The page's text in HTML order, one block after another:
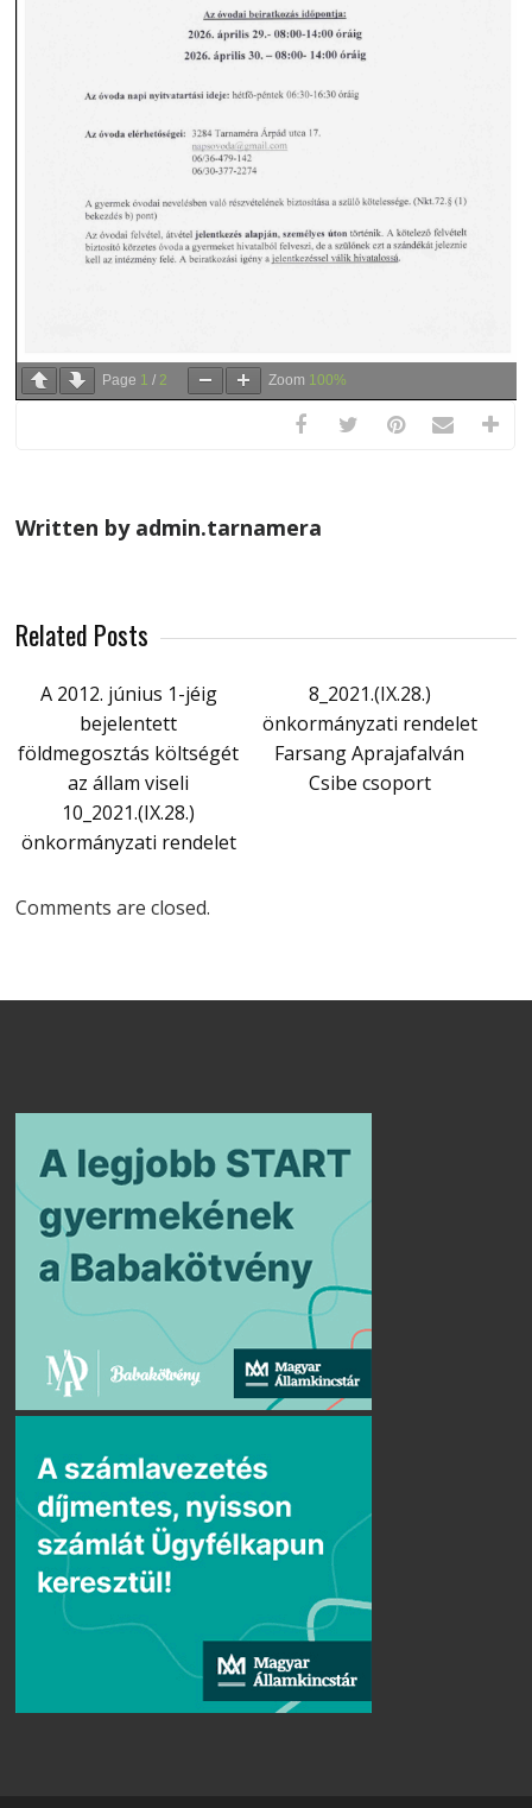
Page 1 / 2 Zoom 100%
Written by admin.tarnamera
Related Posts
A 2012. június 1-jéig
bejelentett
földmegosztás költségét
az állam viseli
8_2021.(IX.28.)
önkormányzati rendelet
Farsang Aprajafalván
Csibe csoport
10_2021.(IX.28.)
önkormányzati rendelet
Comments are closed.